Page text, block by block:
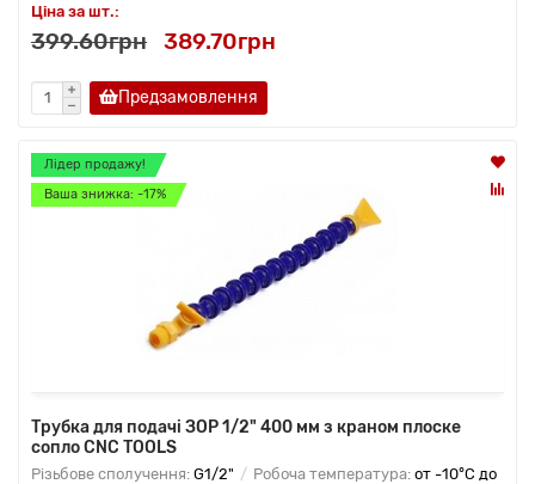
Ціна за шт.:
399.60грн 389.70грн
Предзамовлення
Лідер продажу!
Ваша знижка: -17%
Трубка для подачі ЗОР 1/2" 400 мм з краном плоске
сопло CNC TOOLS
Різьбове сполучення: G1/2" Робоча температура: от -10°C до